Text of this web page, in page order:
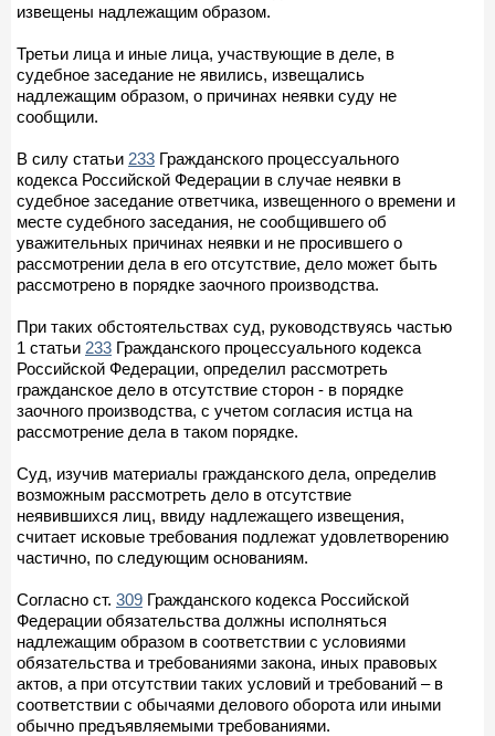
извещены надлежащим образом.
Третьи лица и иные лица, участвующие в деле, в
судебное заседание не явились, извещались
надлежащим образом, о причинах неявки суду не
сообщили.
В силу статьи 233 Гражданского процессуального
кодекса Российской Федерации в случае неявки в
судебное заседание ответчика, извещенного о времени и
месте судебного заседания, не сообщившего об
уважительных причинах неявки и не просившего о
рассмотрении дела в его отсутствие, дело может быть
рассмотрено в порядке заочного производства.
При таких обстоятельствах суд, руководствуясь частью
1 статьи 233 Гражданского процессуального кодекса
Российской Федерации, определил рассмотреть
гражданское дело в отсутствие сторон - в порядке
заочного производства, с учетом согласия истца на
рассмотрение дела в таком порядке.
Суд, изучив материалы гражданского дела, определив
возможным рассмотреть дело в отсутствие
неявившихся лиц, ввиду надлежащего извещения,
считает исковые требования подлежат удовлетворению
частично, по следующим основаниям.
Согласно ст. 309 Гражданского кодекса Российской
Федерации обязательства должны исполняться
надлежащим образом в соответствии с условиями
обязательства и требованиями закона, иных правовых
актов, а при отсутствии таких условий и требований – в
соответствии с обычаями делового оборота или иными
обычно предъявляемыми требованиями.